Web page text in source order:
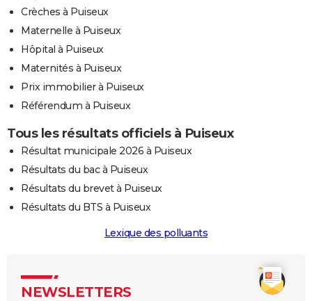
Crèches à Puiseux
Maternelle à Puiseux
Hôpital à Puiseux
Maternités à Puiseux
Prix immobilier à Puiseux
Référendum à Puiseux
Tous les résultats officiels à Puiseux
Résultat municipale 2026 à Puiseux
Résultats du bac à Puiseux
Résultats du brevet à Puiseux
Résultats du BTS à Puiseux
Lexique des polluants
NEWSLETTERS